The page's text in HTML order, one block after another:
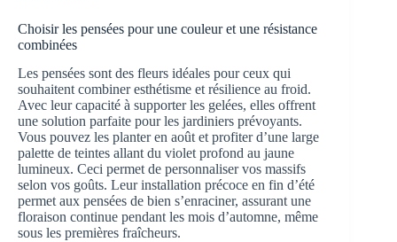
Choisir les pensées pour une couleur et une résistance
combinées
Les pensées sont des fleurs idéales pour ceux qui
souhaitent combiner esthétisme et résilience au froid.
Avec leur capacité à supporter les gelées, elles offrent
une solution parfaite pour les jardiniers prévoyants.
Vous pouvez les planter en août et profiter d’une large
palette de teintes allant du violet profond au jaune
lumineux. Ceci permet de personnaliser vos massifs
selon vos goûts. Leur installation précoce en fin d’été
permet aux pensées de bien s’enraciner, assurant une
floraison continue pendant les mois d’automne, même
sous les premières fraîcheurs.